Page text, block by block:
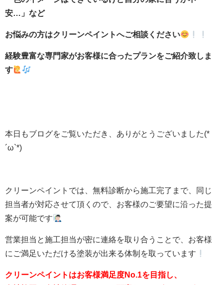
安…」など
お悩みの方はクリーンペイントへご相談ください
経験豊富な専門家がお客様に合ったプランをご紹介致しま
す
本日もブログをご覧いただき、ありがとうございました(*
´ω`*)
クリーンペイントでは、無料診断から施工完了まで、同じ
担当者が対応させて頂くので、お客様のご要望に沿った提
案が可能です
営業担当と施工担当が密に連絡を取り合うことで、お客様
にご満足いただける塗装が出来る体制を取っています
クリーンペイントはお客様満足度No.1を目指し、